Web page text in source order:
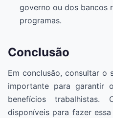
governo ou dos bancos
programas.
Conclusão
Em conclusão, consultar o
importante para garantir
benefícios
disponíveis para fazer